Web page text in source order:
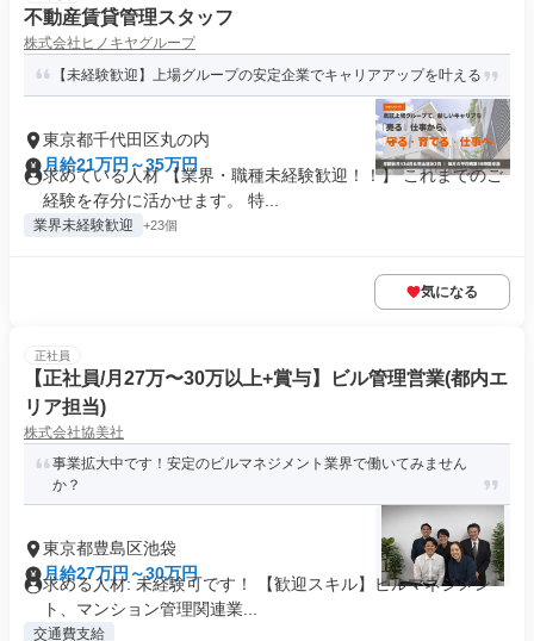
不動産賃貸管理スタッフ
株式会社ヒノキヤグループ
【未経験歓迎】上場グループの安定企業でキャリアアップを叶える
東京都千代田区丸の内
月給21万円～35万円
求めている人材 【業界・職種未経験歓迎！！】 これまでのご
経験を存分に活かせます。 特...
業界未経験歓迎 +23個
気になる
正社員
【正社員/月27万〜30万以上+賞与】ビル管理営業(都内エ
リア担当)
株式会社協美社
事業拡大中です！安定のビルマネジメント業界で働いてみません
か？
東京都豊島区池袋
月給27万円～30万円
求める人材: 未経験可です！ 【歓迎スキル】ビルマネジメン
ト、マンション管理関連業...
交通費支給